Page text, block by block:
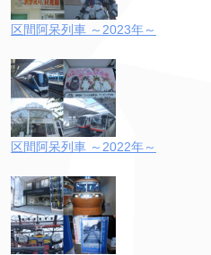
区間阿呆列車 ～2023年～
区間阿呆列車 ～2022年～